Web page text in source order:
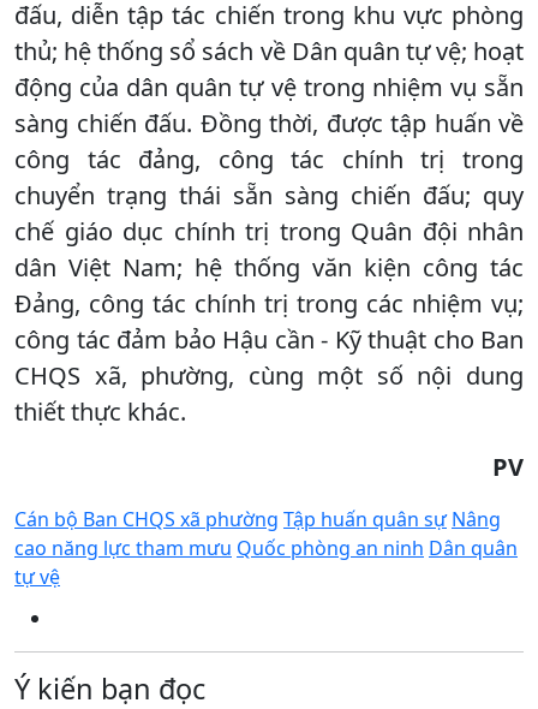
đấu, diễn tập tác chiến trong khu vực phòng
thủ; hệ thống sổ sách về Dân quân tự vệ; hoạt
động của dân quân tự vệ trong nhiệm vụ sẵn
sàng chiến đấu. Đồng thời, được tập huấn về
công tác đảng, công tác chính trị trong
chuyển trạng thái sẵn sàng chiến đấu; quy
chế giáo dục chính trị trong Quân đội nhân
dân Việt Nam; hệ thống văn kiện công tác
Đảng, công tác chính trị trong các nhiệm vụ;
công tác đảm bảo Hậu cần - Kỹ thuật cho Ban
CHQS xã, phường, cùng một số nội dung
thiết thực khác.
PV
Cán bộ Ban CHQS xã phường Tập huấn quân sự Nâng
cao năng lực tham mưu Quốc phòng an ninh Dân quân
tự vệ
Ý kiến bạn đọc